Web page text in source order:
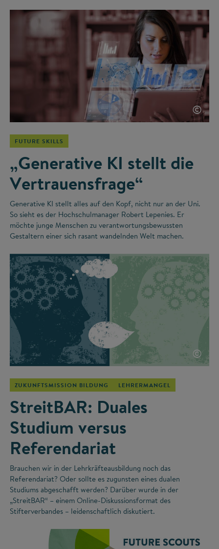
©
FUTURE SKILLS
„Generative KI stellt die
Vertrauensfrage“
Generative KI stellt alles auf den Kopf, nicht nur an der Uni.
So sieht es der Hochschulmanager Robert Lepenies. Er
möchte junge Menschen zu verantwortungsbewussten
Gestaltern einer sich rasant wandelnden Welt machen.
©
ZUKUNFTSMISSION BILDUNG LEHRERMANGEL
StreitBAR: Duales
Studium versus
Referendariat
Brauchen wir in der Lehrkräfteausbildung noch das
Referendariat? Oder sollte es zugunsten eines dualen
Studiums abgeschafft werden? Darüber wurde in der
„StreitBAR“ – einem Online-Diskussionsformat des
Stifterverbandes – leidenschaftlich diskutiert.